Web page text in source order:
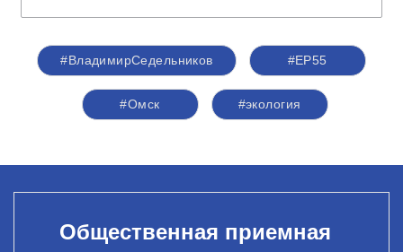
#ВладимирСедельников #ЕР55
#Омск #экология
Общественная приемная